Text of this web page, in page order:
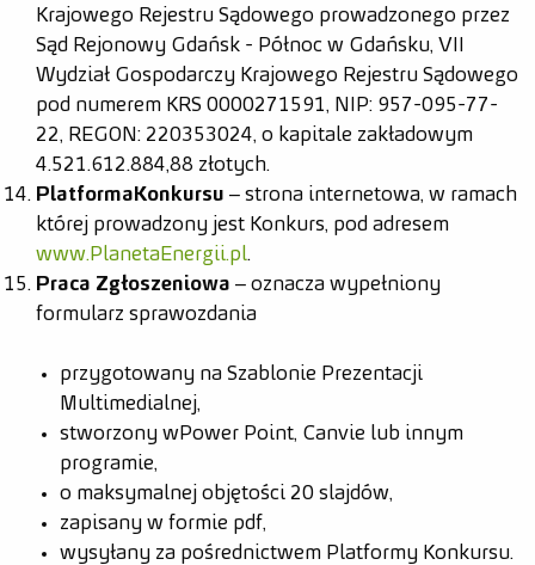
Krajowego Rejestru Sądowego prowadzonego przez
Sąd Rejonowy Gdańsk - Północ w Gdańsku, VII
Wydział Gospodarczy Krajowego Rejestru Sądowego
pod numerem KRS 0000271591, NIP: 957-095-77-
22, REGON: 220353024, o kapitale zakładowym
4.521.612.884,88 złotych.
Platforma Konkursu – strona internetowa, w ramach
której prowadzony jest Konkurs, pod adresem
www.PlanetaEnergii.pl.
Praca Zgłoszeniowa – oznacza wypełniony
formularz sprawozdania
przygotowany na Szablonie Prezentacji
Multimedialnej,
stworzony w Power Point, Canvie lub innym
programie,
o maksymalnej objętości 20 slajdów,
zapisany w formie pdf,
wysyłany za pośrednictwem Platformy Konkursu.